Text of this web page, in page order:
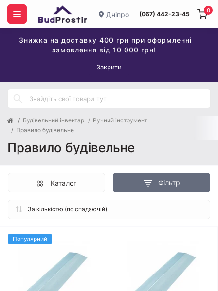
Дніпро (067) 442-23-45
Знижка на доставку 400 грн при оформленні
замовлення від 10 000 грн!
Закрити
0
Будівельний інвентар
Ручний інструмент
Правило будівельне
Правило будівельне
Фільтр
Каталог
Популярний